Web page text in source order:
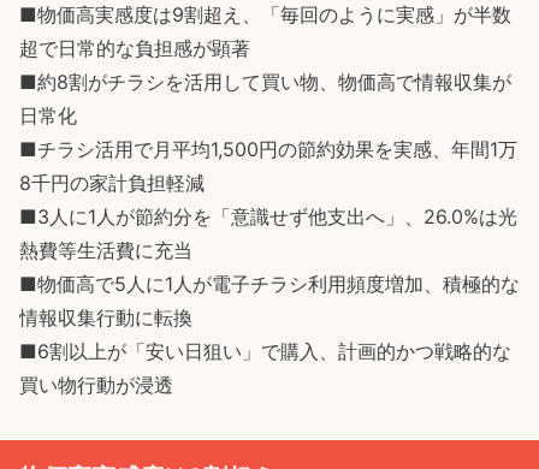
■物価高実感度は9割超え、「毎回のように実感」が半数
超で日常的な負担感が顕著
■約8割がチラシを活用して買い物、物価高で情報収集が
日常化
■チラシ活用で月平均1,500円の節約効果を実感、年間1万
8千円の家計負担軽減
■3人に1人が節約分を「意識せず他支出へ」、26.0%は光
熱費等生活費に充当
■物価高で5人に1人が電子チラシ利用頻度増加、積極的な
情報収集行動に転換
■6割以上が「安い日狙い」で購入、計画的かつ戦略的な
買い物行動が浸透